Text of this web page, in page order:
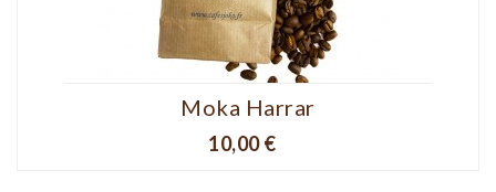
Moka Harrar
Prix
10,00 €